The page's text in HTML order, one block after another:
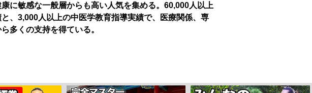
に敏感な一般層からも高い人気を集める。60,000人以上
、3,000人以上の中医学教育指導実績で、医療関係、専
多くの支持を得ている。